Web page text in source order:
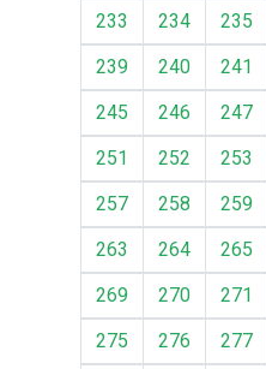
233
234 235
239
240 241
245
246 247
251
252 253
257
258 259
263
264 265
269
270 271
275
276 277